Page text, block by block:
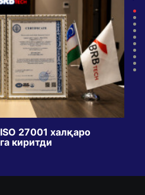
27001 халқаро
киритди